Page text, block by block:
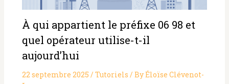
À qui appartient le préfixe 06 98 et
quel opérateur utilise-t-il
aujourd’hui
22 septembre 2025 / Tutoriels / ByÉloïse Clévenot-